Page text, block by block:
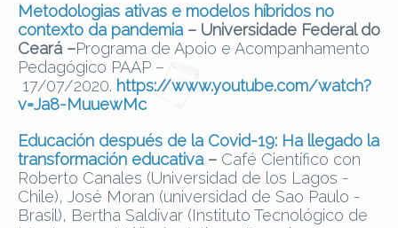
Metodologias ativas e modelos híbridos no
contexto da pandemia – Universidade Federal do
Ceará –Programa de Apoio e Acompanhamento
Pedagógico PAAP –
17/07/2020. https://www.youtube.com/watch?
v=Ja8-MuuewMc
Educación después de la Covid-19: Ha llegado la
transformación educativa – Café Científico con
Roberto Canales (Universidad de los Lagos -
Chile), José Moran (universidad de Sao Paulo -
Brasil), Bertha Saldívar (Instituto Tecnológico de